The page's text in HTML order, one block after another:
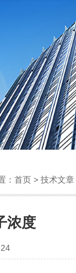
： 首页 > 技术文章
浓度